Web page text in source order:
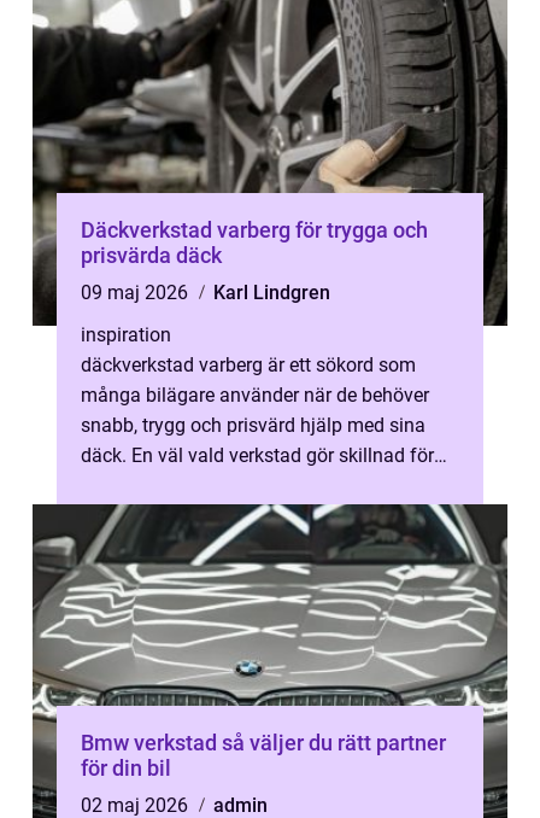
Däckverkstad varberg för trygga och
prisvärda däck
09 maj 2026
Karl Lindgren
inspiration
däckverkstad varberg är ett sökord som
många bilägare använder när de behöver
snabb, trygg och prisvärd hjälp med sina
däck. En väl vald verkstad gör skillnad för
Bmw verkstad så väljer du rätt partner
för din bil
02 maj 2026
admin